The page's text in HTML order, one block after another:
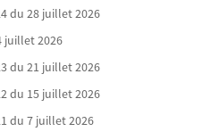
du 28 juillet 2026
juillet 2026
du 21 juillet 2026
du 15 juillet 2026
du 7 juillet 2026